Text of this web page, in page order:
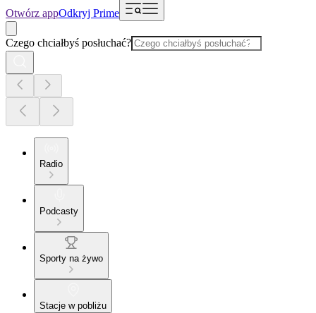
Otwórz appOdkryj Prime
Czego chciałbyś posłuchać?
Radio
Podcasty
Sporty na żywo
Stacje w pobliżu